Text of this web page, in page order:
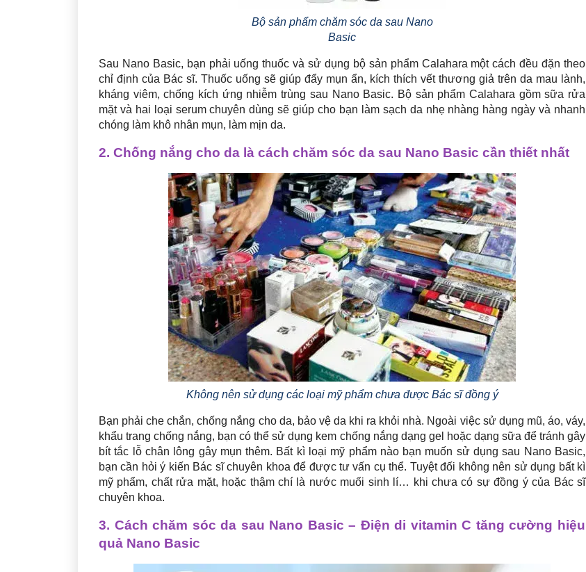
Bộ sản phẩm chăm sóc da sau Nano
Basic
Sau Nano Basic, bạn phải uống thuốc và sử dụng bộ sản phẩm Calahara một cách đều đặn theo
chỉ định của Bác sĩ. Thuốc uống sẽ giúp đẩy mụn ẩn, kích thích vết thương giả trên da mau lành,
kháng viêm, chống kích ứng nhiễm trùng sau Nano Basic. Bộ sản phẩm Calahara gồm sữa rửa
mặt và hai loại serum chuyên dùng sẽ giúp cho bạn làm sạch da nhẹ nhàng hàng ngày và nhanh
chóng làm khô nhân mụn, làm mịn da.
2. Chống nắng cho da là cách chăm sóc da sau Nano Basic cần thiết nhất
Không nên sử dụng các loại mỹ phẩm chưa được Bác sĩ đồng ý
Bạn phải che chắn, chống nắng cho da, bảo vệ da khi ra khỏi nhà. Ngoài việc sử dụng mũ, áo, váy,
khẩu trang chống nắng, bạn có thể sử dụng kem chống nắng dạng gel hoặc dạng sữa để tránh gây
bít tắc lỗ chân lông gây mụn thêm. Bất kì loại mỹ phẩm nào bạn muốn sử dụng sau Nano Basic,
bạn cần hỏi ý kiến Bác sĩ chuyên khoa để được tư vấn cụ thể. Tuyệt đối không nên sử dụng bất kì
mỹ phẩm, chất rửa mặt, hoặc thậm chí là nước muối sinh lí… khi chưa có sự đồng ý của Bác sĩ
chuyên khoa.
3. Cách chăm sóc da sau Nano Basic – Điện di vitamin C tăng cường hiệu
quả Nano Basic